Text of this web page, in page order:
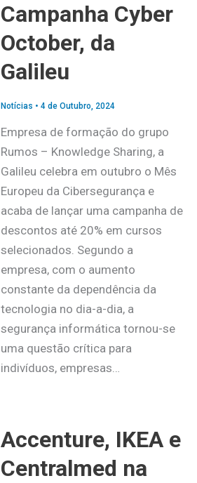
Campanha Cyber
October, da
Galileu
Notícias • 4 de Outubro, 2024
Empresa de formação do grupo
Rumos – Knowledge Sharing, a
Galileu celebra em outubro o Mês
Europeu da Cibersegurança e
acaba de lançar uma campanha de
descontos até 20% em cursos
selecionados. Segundo a
empresa, com o aumento
constante da dependência da
tecnologia no dia-a-dia, a
segurança informática tornou-se
uma questão crítica para
indivíduos, empresas…
Accenture, IKEA e
Centralmed na